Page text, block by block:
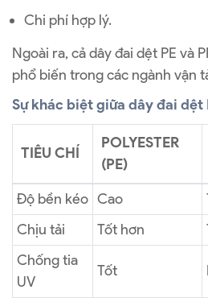
Chi phí hợp lý.
Ngoài ra, cả dây đai dệt PE và
phổ biến trong các ngành vận
Sự khác biệt giữa dây đai dệt
TIÊU CHÍ
POLYESTER
(PE)
Độ bền kéo Cao
Chịu tải
Tốt hơn
Chống tia
UV
Tốt